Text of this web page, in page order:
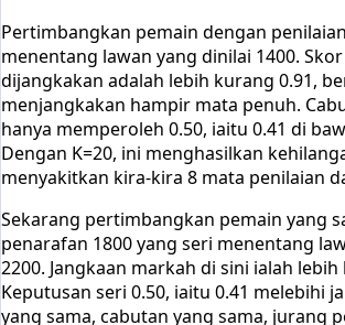
Pertimbangkan pemain dengan
menentang lawan yang dinilai 1400.
dijangkakan adalah lebih kurang 0.91,
menjangkakan hampir mata penuh.
hanya memperoleh 0.50, iaitu 0.41 di
Dengan K=20, ini menghasilkan
menyakitkan kira-kira 8 mata penilaian
Sekarang pertimbangkan pemain yang
penarafan 1800 yang seri menentang
2200. Jangkaan markah di sini ialah lebih
Keputusan seri 0.50, iaitu 0.41 melebihi
yang sama, cabutan yang sama, jurang